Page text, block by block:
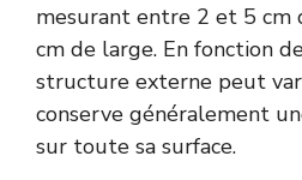
mesurant entre 2 et 5 cm
cm de large. En fonction
structure externe peut
conserve généralement
sur toute sa surface.